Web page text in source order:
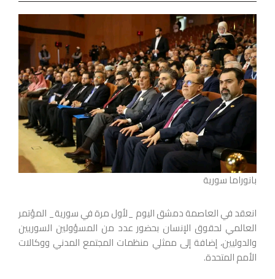
بانوراما سورية
انعقد في العاصمة دمشق اليوم _لأول مرة في سورية_ المؤتمر
العالمي لحقوق الإنسان بحضور عدد من المسؤولين السوريين
والدوليين، إضافة إلى ممثلي منظمات المجتمع المدني ووكالات
الأمم المتحدة.